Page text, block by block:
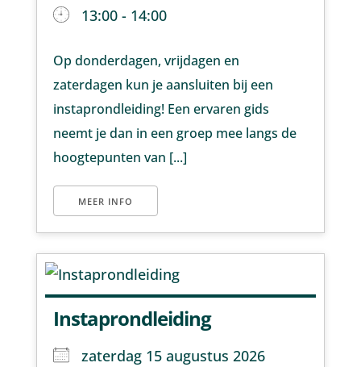
13:00 - 14:00
Op donderdagen, vrijdagen en
zaterdagen kun je aansluiten bij een
instaprondleiding! Een ervaren gids
neemt je dan in een groep mee langs de
hoogtepunten van [...]
MEER INFO
Instaprondleiding
zaterdag 15 augustus 2026